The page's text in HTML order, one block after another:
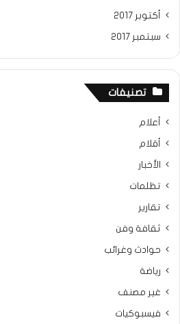
أكتوبر 2017
سبتمبر 2017
تصنيفات
أعلام
أقلام
الأخبار
تظلمات
تقارير
ثقافة وفن
حوادث وغرائب
رياضة
غير مصنف
فيسبوكيات